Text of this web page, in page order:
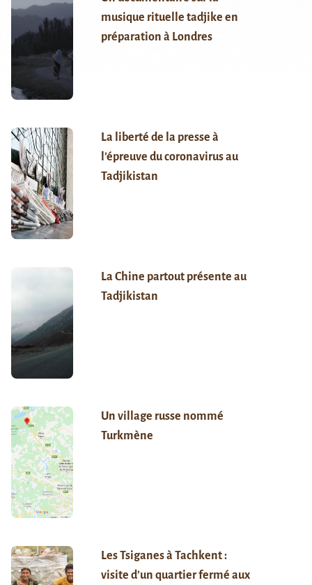
musique rituelle tadjike en
préparation à Londres
La liberté de la presse à
l’épreuve du coronavirus au
Tadjikistan
La Chine partout présente au
Tadjikistan
Un village russe nommé
Turkmène
Les Tsiganes à Tachkent :
visite d’un quartier fermé aux